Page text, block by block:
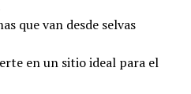
que van desde selvas
en un sitio ideal para el